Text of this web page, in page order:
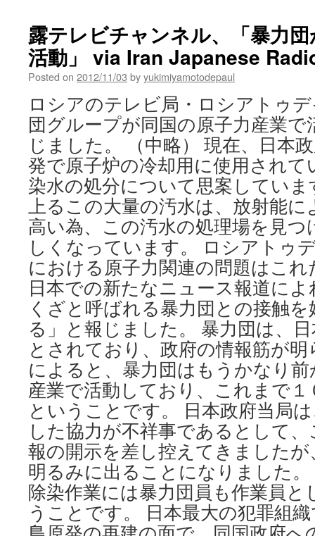
Rapporteurs
Human
Rights
露テレビチャンネル、「暴力
活動」 via Iran Japanese
Posted on 2012/11/03 byyukimiyamotodepaul
ロシアのテレビ局・ロシアトゥ
団グループが同国の原子力産業
じました。 （中略） 現在、日本
発で原子炉の冷却用に使用され
染水の処分について思案してい
上るこの大量の汚水は、放射能
高い為、この汚水の処理場を見
しくなっています。 ロシアトゥ
における原子力関連の問題はこ
日本での新たなニュース報道に
くざと呼ばれる暴力団との接触
る」と報じました。 暴力団は、
とされており、政府の情報筋が
によると、暴力団はもうかなり
産業で活動しており、これまで
ということです。 日本政府当局
した協力が不祥事であるとして
報の開示を差し控えてきました
明るみに出ることになりました
除染作業には暴力団員も作業員
うことです。 日本最大の犯罪組